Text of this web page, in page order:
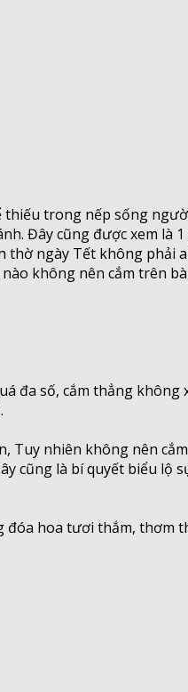
trong nếp sống
Đây cũng được xem
thờ ngày Tết không phải
không nên cắm trên
đa số, cắm thẳng không
Tuy nhiên không nên
cũng là bí quyết biểu lộ
hoa tươi thắm, thơm